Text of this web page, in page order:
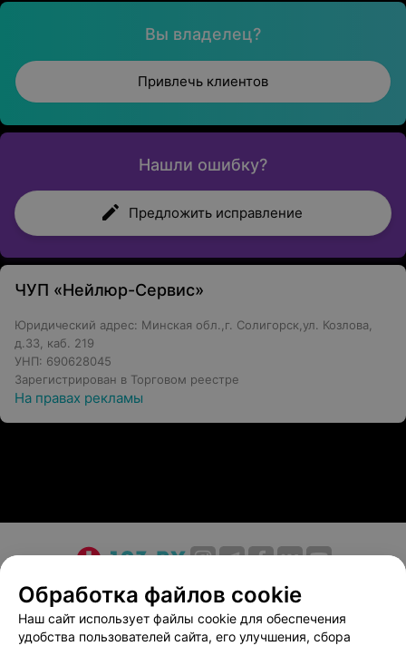
Вы владелец?
Привлечь клиентов
Нашли ошибку?
Предложить исправление
ЧУП «Нейлюр-Сервис»
Юридический адрес: Минская обл.,г. Солигорск,ул. Козлова,
д.33, каб. 219
УНП: 690628045
Зарегистрирован в Торговом реестре
На правах рекламы
О проекте Новости проекта
Размещение рекламы
Медицинский маркетинг
Публичный договор
Пользовательское соглашение
Способы оплаты
Обработка файлов cookie
Наш сайт использует файлы cookie для обеспечения
удобства пользователей сайта, его улучшения, сбора